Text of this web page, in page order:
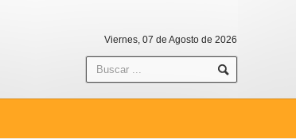
Viernes, 07 de Agosto de 2026